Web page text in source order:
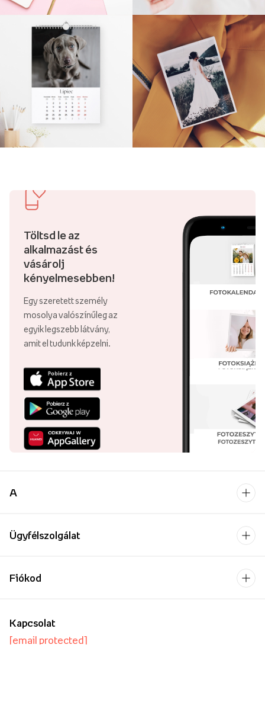
Töltsd le az
alkalmazást és
vásárolj
kényelmesebben!
Egy szeretett személy
mosolya valószínűleg az
egyik legszebb látvány,
amit el tudunk képzelni.
A
Ügyfélszolgálat
Kapcsolat
[email protected]
Fiókod